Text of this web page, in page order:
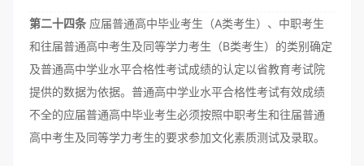
第二十四条 应届普通高中毕业考生（A类考生）、中职考生
和往届普通高中考生及同等学力考生（B类考生）的类别确定
及普通高中学业水平合格性考试成绩的认定以省教育考试院
提供的数据为依据。普通高中学业水平合格性考试有效成绩
不全的应届普通高中毕业考生必须按照中职考生和往届普通
高中考生及同等学力考生的要求参加文化素质测试及录取。